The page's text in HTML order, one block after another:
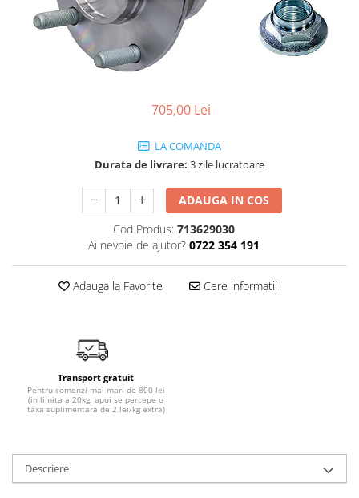
SHELL
705,00 Lei
LA COMANDA
Durata de livrare: 3 zile lucratoare
ADAUGA IN COS
Cod Produs: 713629030
Ai nevoie de ajutor? 0722 354 191
Adauga la Favorite Cere informatii
Transport gratuit
Pentru comenzi mai mari de 800 lei
(in limita a 20kg, apoi se percepe o
taxa suplimentara de 2 lei/kg extra)
Descriere